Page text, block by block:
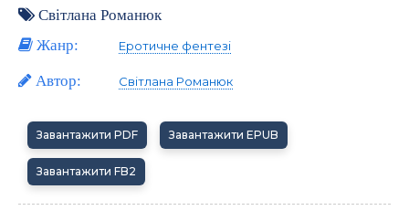
Світлана Романюк
Жанр:
Еротичне фентезі
Автор: Світлана Романюк
Завантажити PDF Завантажити EPUB
Завантажити FB2